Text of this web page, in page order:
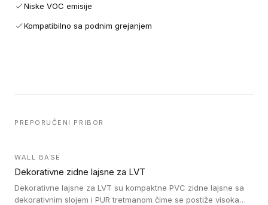
Niske VOC emisije
Kompatibilno sa podnim grejanjem
PREPORUČENI PRIBOR
WALL BASE
Dekorativne zidne lajsne za LVT
Dekorativne lajsne za LVT su kompaktne PVC zidne lajsne sa
dekorativnim slojem i PUR tretmanom čime se postiže visoka